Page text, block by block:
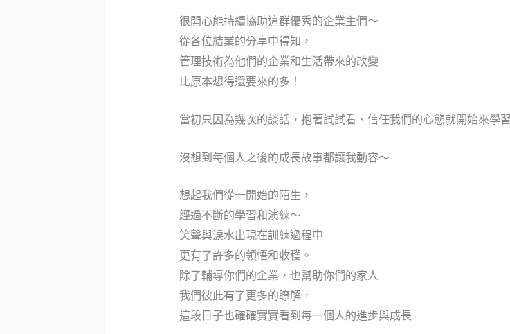
很開心能持續協助這群優秀的企業主們～
從各位結業的分享中得知，
管理技術為他們的企業和生活帶來的改變
比原本想得還要來的多！
當初只因為幾次的談話，抱著試試看、信任我們的心態就開始來學
沒想到每個人之後的成長故事都讓我動容～
想起我們從一開始的陌生，
經過不斷的學習和演練～
笑聲與淚水出現在訓練過程中
更有了許多的領悟和收穫。
除了輔導你們的企業，也幫助你們的家人
我們彼此有了更多的瞭解，
這段日子也確確實實看到每一個人的進步與成長